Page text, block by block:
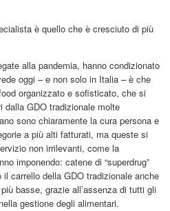
è quello che è cresciuto di più
alla pandemia, hanno condizionato
oggi – e non solo in Italia – è che
organizzato e sofisticato, che si
dalla GDO tradizionale molte
sono chiaramente la cura persona e
a più alti fatturati, ma queste si
non irrilevanti, come la
imponendo: catene di “superdrug”
carrello della GDO tradizionale anche
basse, grazie all’assenza di tutti gli
gestione degli alimentari.